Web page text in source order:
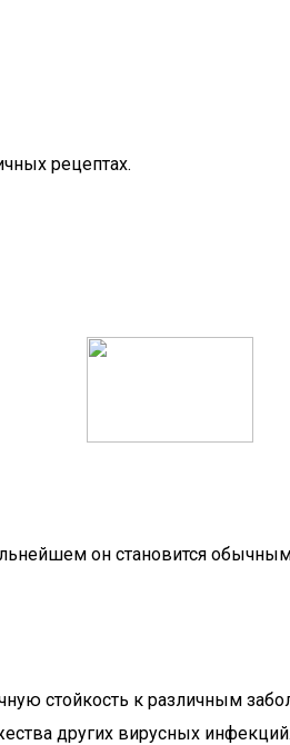
рецептах.
он становится
стойкость к различным
других вирусных инфекций.